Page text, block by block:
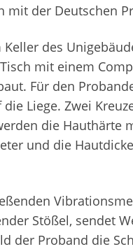
der Deutschen
des
mit einem
Für den
Liege. Zwei
die Hauthärte
und die
Stößel, sendet
der Proband die